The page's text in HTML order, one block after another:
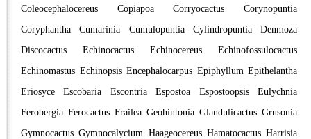
Coleocephalocereus
Copiapoa Corryocactus
Corynopuntia
Coryphantha
Cumarinia Cumulopuntia Cylindropuntia
Denmoza
Discocactus
Echinocactus Echinocereus
Echinofossulocactus
Echinomastus Echinopsis Encephalocarpus Epiphyllum Epithelantha
Eriosyce
Escobaria Escontria Espostoa Espostoopsis
Eulychnia
Ferobergia Ferocactus Frailea Geohintonia Glandulicactus Grusonia
Gymnocactus Gymnocalycium Haageocereus Hamatocactus Harrisia